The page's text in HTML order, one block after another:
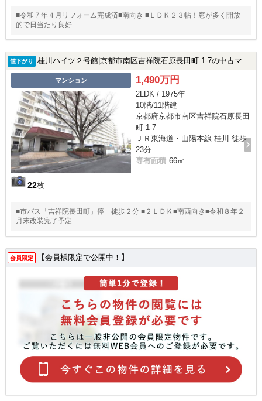
■令和７年４月リフォーム完成済■南向き ■ＬＤＫ２３帖！窓が多く開放
的で日当たり良好
値下がり 桂川ハイツ２号館|京都市南区吉祥院石原長田町 1-7の中古マンション
マンション
22枚
1,490万円
2LDK / 1975年
10階/11階建
京都府京都市南区吉祥院石原長田
町 1-7
ＪＲ東海道・山陽本線 桂川 徒歩
23分
専有面積 66㎡
■市バス「吉祥院長田町」停 徒歩２分 ■２ＬＤＫ■南西向き■令和８年２
月末改装完了予定
会員限定 【会員様限定で公開中！】